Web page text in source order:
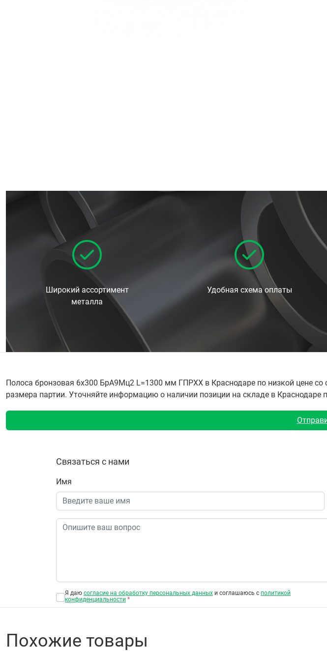
Широкий ассортимент
металла
Удобная схема оплаты
Полоса бронзовая 6х300 БрА9Мц2 L=1300 мм ГПРХХ в Краснодаре по низкой цене
размера партии. Уточняйте информацию о наличии позиции на складе в Краснодаре
Связаться с нами
Имя
Я даю согласие на обработку персональных данных и соглашаюсь с политикой
конфиденциальности *
Похожие товары